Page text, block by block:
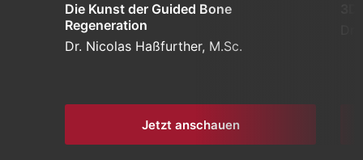
Die Kunst der Guided Bone
Regeneration
Dr. Nicolas Haßfurther, M.Sc.
Jetzt anschauen